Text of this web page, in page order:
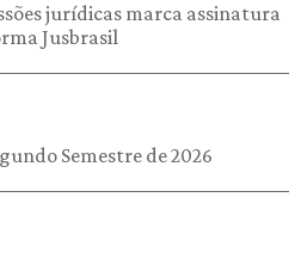
jurídicas marca assinatura
Jusbrasil
Semestre de 2026